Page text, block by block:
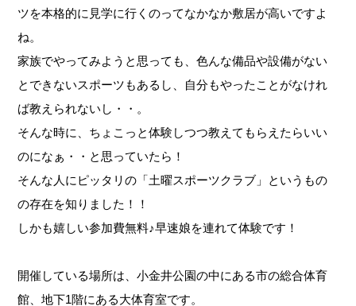
ツを本格的に見学に行くのってなかなか敷居が高いですよ
ね。
家族でやってみようと思っても、色んな備品や設備がない
とできないスポーツもあるし、自分もやったことがなけれ
ば教えられないし・・。
そんな時に、ちょこっと体験しつつ教えてもらえたらいい
のになぁ・・と思っていたら！
そんな人にピッタリの「土曜スポーツクラブ」というもの
の存在を知りました！！
しかも嬉しい参加費無料♪早速娘を連れて体験です！
開催している場所は、小金井公園の中にある市の総合体育
館、地下1階にある大体育室です。